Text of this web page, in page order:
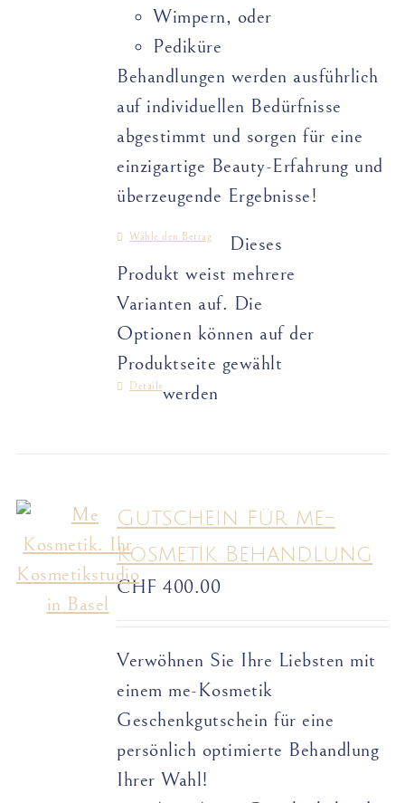
Wimpern, oder
Pediküre
Behandlungen werden ausführlich
auf individuellen Bedürfnisse
abgestimmt und sorgen für eine
einzigartige Beauty-Erfahrung und
überzeugende Ergebnisse!
Wähle den Betrag
Dieses
Produkt weist mehrere
Varianten auf. Die
Optionen können auf der
Produktseite gewählt
werden
Details
Gutschein für me-
Kosmetik Behandlung
CHF 400.00
Verwöhnen Sie Ihre Liebsten mit
einem me-Kosmetik
Geschenkgutschein für eine
persönlich optimierte Behandlung
Ihrer Wahl!